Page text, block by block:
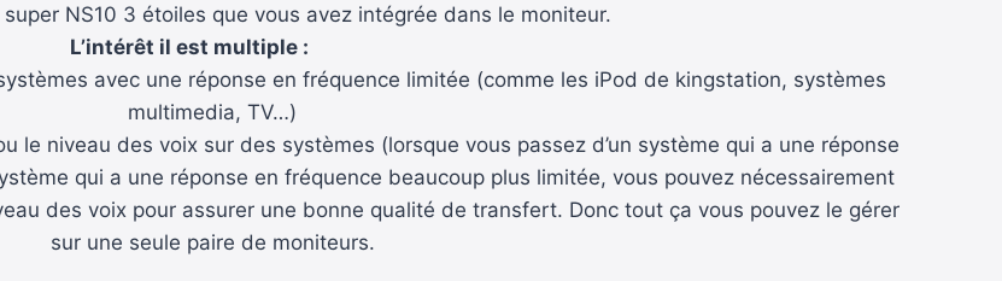
super NS10 3 étoiles que vous avez intégrée dans le moniteur.
L’intérêt il est multiple :
avec une réponse en fréquence limitée (comme les iPod de kingstation, systèmes
multimedia, TV…)
le niveau des voix sur des systèmes (lorsque vous passez d’un système qui a une réponse
qui a une réponse en fréquence beaucoup plus limitée, vous pouvez nécessairement
des voix pour assurer une bonne qualité de transfert. Donc tout ça vous pouvez le gérer
sur une seule paire de moniteurs.